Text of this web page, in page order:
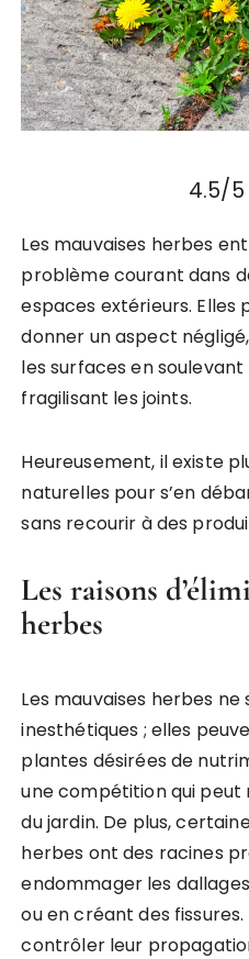
4.5/
Les mauvaises herbes
problème courant dans
espaces extérieurs. Elles
donner un aspect
les surfaces en soulevant
fragilisant les joints.
Heureusement, il existe
naturelles pour s’en
sans recourir à des
Les raisons
herbes
Les mauvaises herbes
inesthétiques ; elles
plantes désirées de
une compétition qui peut
du jardin. De plus,
herbes ont des racines
endommager les
ou en créant des
contrôler leur